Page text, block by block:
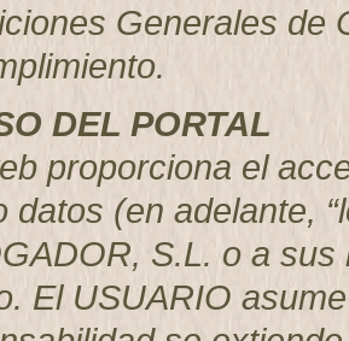
Generales de
DEL PORTAL
proporciona el
datos (en adelante,
S.L. o a
El USUARIO